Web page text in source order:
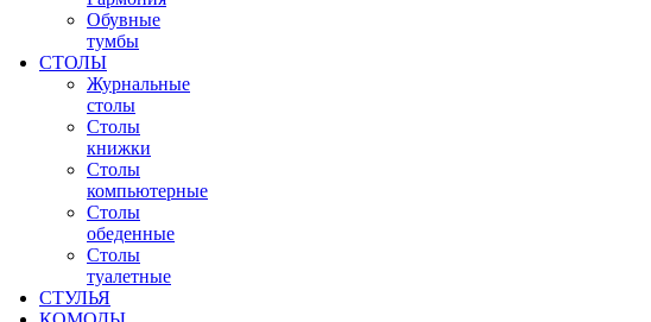
Обувные
тумбы
СТОЛЫ
Журнальные
столы
Столы
книжки
Столы
компьютерные
Столы
обеденные
Столы
туалетные
СТУЛЬЯ